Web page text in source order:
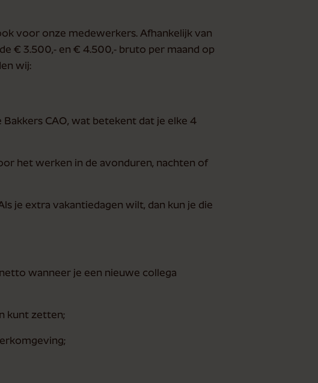
voor onze medewerkers. Afhankelijk van
€ 3.500,- en € 4.500,- bruto per maand op
wij:
CAO, wat betekent dat je elke 4
het werken in de avonduren, nachten of
je extra vakantiedagen wilt, dan kun je die
wanneer je een nieuwe collega
kunt zetten;